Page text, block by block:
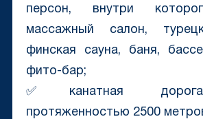
персон, внутри
массажный салон,
финская сауна, баня,
фито-бар;
✅канатная
протяженностью 2500